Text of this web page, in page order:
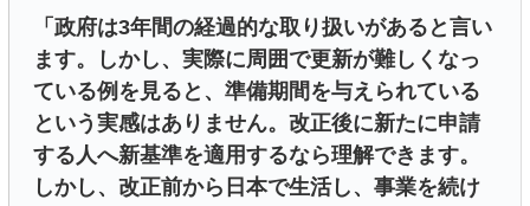
「政府は3年間の経過的な取り扱いがあると言い
ます。しかし、実際に周囲で更新が難しくなっ
ている例を見ると、準備期間を与えられている
という実感はありません。改正後に新たに申請
する人へ新基準を適用するなら理解できます。
しかし、改正前から日本で生活し、事業を続け